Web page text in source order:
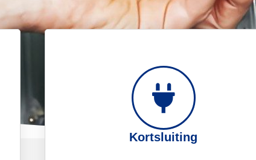
Kortsluiting